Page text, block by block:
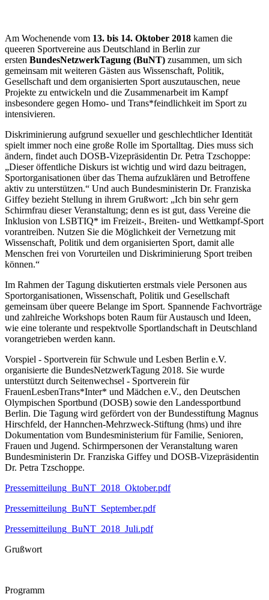
Am Wochenende vom 13. bis 14. Oktober 2018 kamen die
queeren Sportvereine aus Deutschland in Berlin zur
ersten BundesNetzwerkTagung (BuNT) zusammen, um sich
gemeinsam mit weiteren Gästen aus Wissenschaft, Politik,
Gesellschaft und dem organisierten Sport auszutauschen, neue
Projekte zu entwickeln und die Zusammenarbeit im Kampf
insbesondere gegen Homo- und Trans*feindlichkeit im Sport zu
intensivieren.
Diskriminierung aufgrund sexueller und geschlechtlicher Identität
spielt immer noch eine große Rolle im Sportalltag. Dies muss sich
ändern, findet auch DOSB-Vizepräsidentin Dr. Petra Tzschoppe:
„Dieser öffentliche Diskurs ist wichtig und wird dazu beitragen,
Sportorganisationen über das Thema aufzuklären und Betroffene
aktiv zu unterstützen.“ Und auch Bundesministerin Dr. Franziska
Giffey bezieht Stellung in ihrem Grußwort: „Ich bin sehr gern
Schirmfrau dieser Veranstaltung; denn es ist gut, dass Vereine die
Inklusion von LSBTIQ* im Freizeit-, Breiten- und Wettkampf-Sport
vorantreiben. Nutzen Sie die Möglichkeit der Vernetzung mit
Wissenschaft, Politik und dem organisierten Sport, damit alle
Menschen frei von Vorurteilen und Diskriminierung Sport treiben
können.“
Im Rahmen der Tagung diskutierten erstmals viele Personen aus
Sportorganisationen, Wissenschaft, Politik und Gesellschaft
gemeinsam über queere Belange im Sport. Spannende Fachvorträge
und zahlreiche Workshops boten Raum für Austausch und Ideen,
wie eine tolerante und respektvolle Sportlandschaft in Deutschland
vorangetrieben werden kann.
Vorspiel - Sportverein für Schwule und Lesben Berlin e.V.
organisierte die BundesNetzwerkTagung 2018. Sie wurde
unterstützt durch Seitenwechsel - Sportverein für
FrauenLesbenTrans*Inter* und Mädchen e.V., den Deutschen
Olympischen Sportbund (DOSB) sowie den Landessportbund
Berlin. Die Tagung wird gefördert von der Bundesstiftung Magnus
Hirschfeld, der Hannchen-Mehrzweck-Stiftung (hms) und ihre
Dokumentation vom Bundesministerium für Familie, Senioren,
Frauen und Jugend. Schirmpersonen der Veranstaltung waren
Bundesministerin Dr. Franziska Giffey und DOSB-Vizepräsidentin
Dr. Petra Tzschoppe.
Pressemitteilung_BuNT_2018_Oktober.pdf
Pressemitteilung_BuNT_September.pdf
Pressemitteilung_BuNT_2018_Juli.pdf
Grußwort
Programm